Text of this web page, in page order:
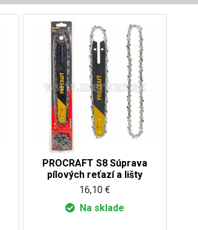
PROCRAFT S8 Súprava
pílových reťazí a lišty
16,10 €
Na sklade